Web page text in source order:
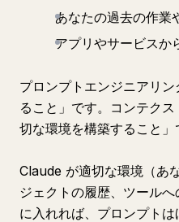
あなたの過去の作業
アプリやサービスか
プロンプトエンジニアリ
ること」です。コンテク
切な環境を構築すること」
Claude が適切な環境（あ
ジェクトの履歴、ツール
に入れれば、プロンプトは